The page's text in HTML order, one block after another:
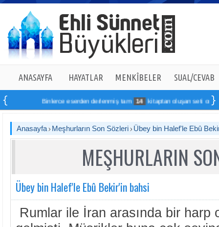
ANASAYFA HAYATLAR MENKÎBELER SUAL/CEVAB
Binlerce eserden derlenmiş tam 14 kitaptan oluşan seti online
Anasayfa Meşhurların Son Sözleri Übey bin Halef'le Ebû
MEŞHURLARIN
Übey bin Halef'le Ebû Bekir'in bahsi
Rumlar ile İran arasında bir harp